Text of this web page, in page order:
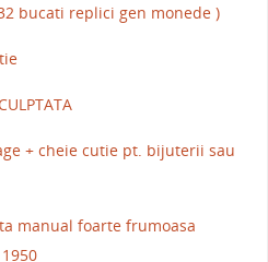
bucati replici gen monede )
+ cheie cutie pt. bijuterii sau
manual foarte frumoasa